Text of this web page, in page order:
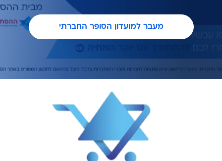
מעבר למועדון הסופר החברתי